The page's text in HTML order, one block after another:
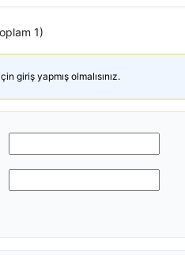
1)
giriş yapmış olmalısınız.